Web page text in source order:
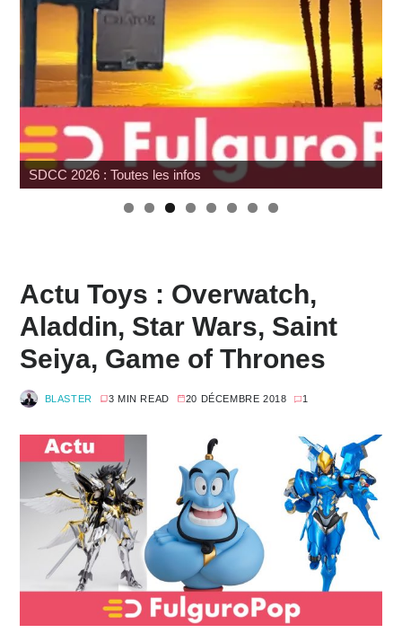
Hommage à Sam Neill
Actu Toys : Overwatch,
Aladdin, Star Wars, Saint
Seiya, Game of Thrones
BLASTER 3 MIN READ 20 DÉCEMBRE 2018 1